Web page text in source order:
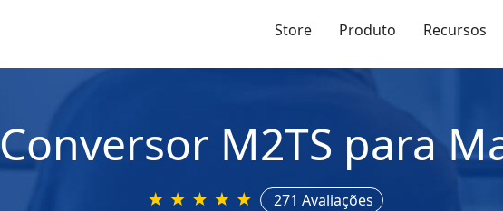
Store Produto Recursos
Conversor M2TS para
271 Avaliações